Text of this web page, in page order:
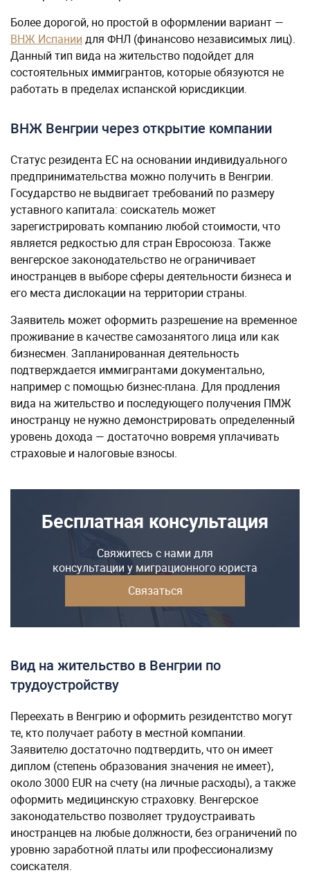
Более дорогой, но простой в оформлении вариант —
ВНЖ Испании для ФНЛ (финансово независимых лиц).
Данный тип вида на жительство подойдет для
состоятельных иммигрантов, которые обязуются не
работать в пределах испанской юрисдикции.
ВНЖ Венгрии через открытие компании
Статус резидента ЕС на основании индивидуального
предпринимательства можно получить в Венгрии.
Государство не выдвигает требований по размеру
уставного капитала: соискатель может
зарегистрировать компанию любой стоимости, что
является редкостью для стран Евросоюза. Также
венгерское законодательство не ограничивает
иностранцев в выборе сферы деятельности бизнеса и
его места дислокации на территории страны.
Заявитель может оформить разрешение на временное
проживание в качестве самозанятого лица или как
бизнесмен. Запланированная деятельность
подтверждается иммигрантами документально,
например с помощью бизнес-плана. Для продления
вида на жительство и последующего получения ПМЖ
иностранцу не нужно демонстрировать определенный
уровень дохода — достаточно вовремя уплачивать
страховые и налоговые взносы.
Бесплатная консультация
Свяжитесь с нами для
консультации у миграционного юриста
Связаться
Вид на жительство в Венгрии по
трудоустройству
Переехать в Венгрию и оформить резидентство могут
те, кто получает работу в местной компании.
Заявителю достаточно подтвердить, что он имеет
диплом (степень образования значения не имеет),
около 3000 EUR на счету (на личные расходы), а также
оформить медицинскую страховку. Венгерское
законодательство позволяет трудоустраивать
иностранцев на любые должности, без ограничений по
уровню заработной платы или профессионализму
соискателя.